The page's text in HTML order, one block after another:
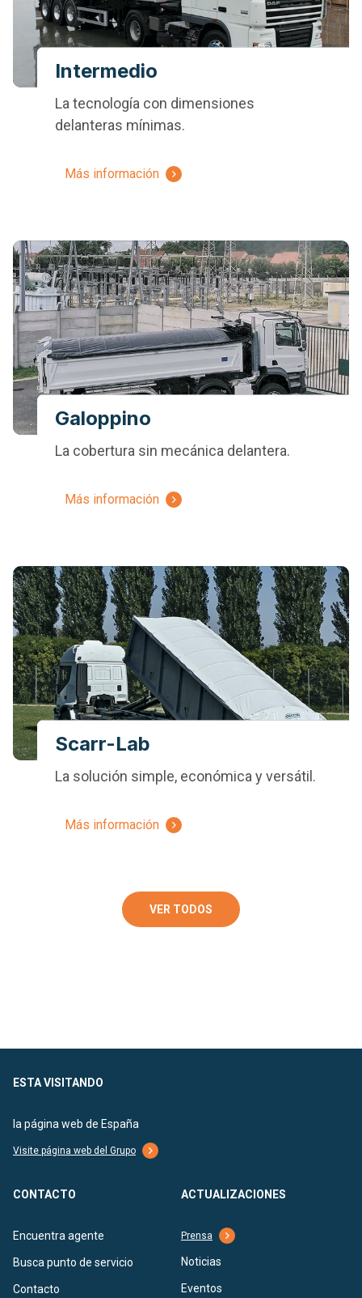
Intermedio
La tecnología con dimensiones
delanteras mínimas.
Más información
Galoppino
La cobertura sin mecánica delantera.
Más información
Scarr-Lab
La solución simple, económica y versátil.
Más información
VER TODOS
ESTA VISITANDO
la página web de España
Visite página web del Grupo
CONTACTO
Encuentra agente
Busca punto de servicio
Contacto
ACTUALIZACIONES
Prensa
Noticias
Eventos